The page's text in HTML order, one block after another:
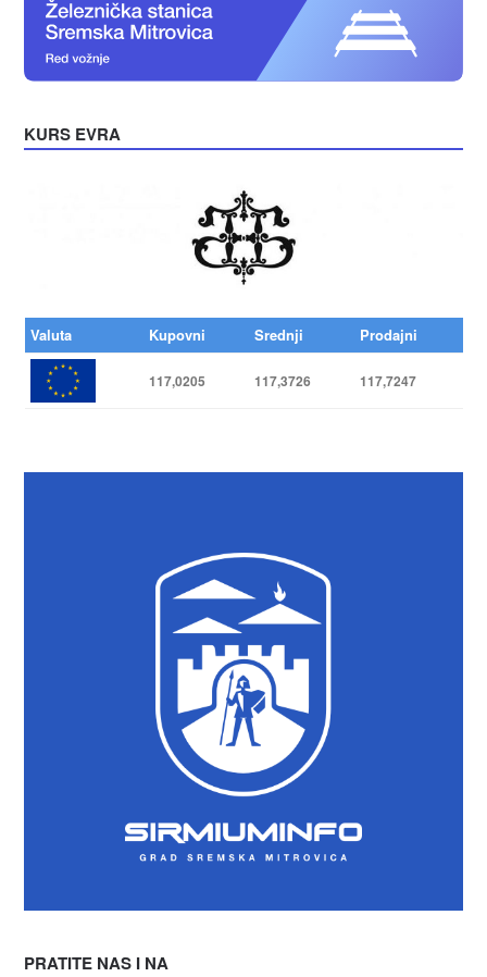
KURS EVRA
Valuta Kupovni Srednji Prodajni
117,0205 117,3726 117,7247
PRATITE NAS I NA